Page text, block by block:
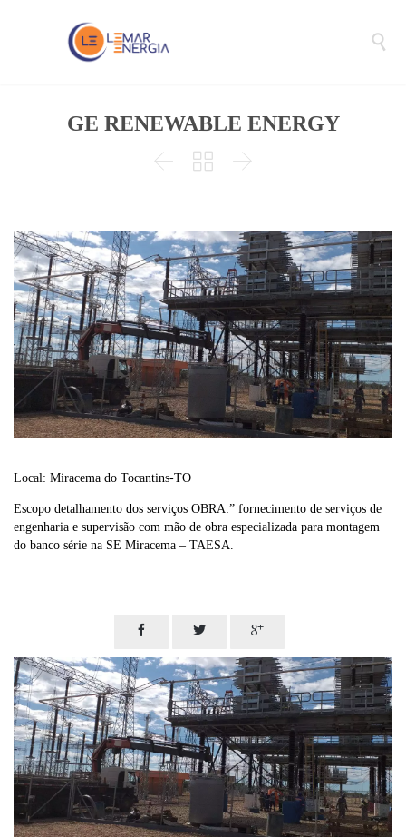

GE RENEWABLE ENERGY
  
Local: Miracema do Tocantins-TO
Escopo detalhamento dos serviços OBRA:” fornecimento de serviços de
engenharia e supervisão com mão de obra especializada para montagem
do banco série na SE Miracema – TAESA.
  